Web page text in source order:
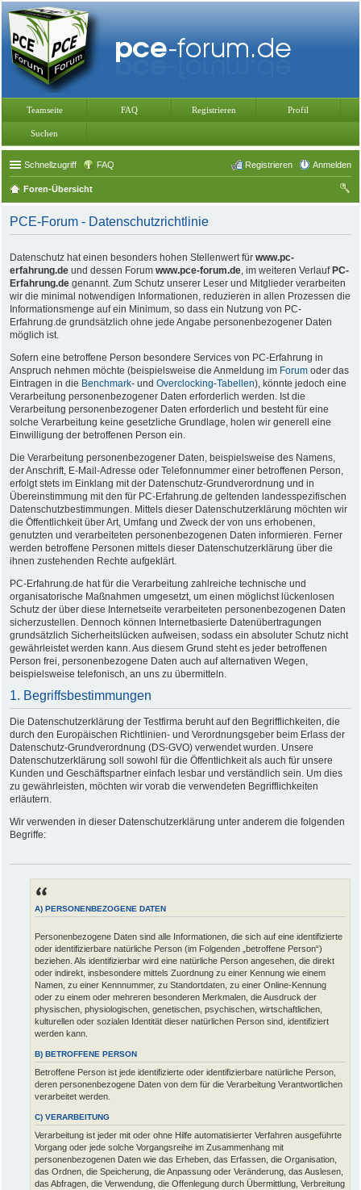
Teamseite FAQ Registrieren Profil
Suchen
Schnellzugriff FAQ Anmelden
Registrieren
Foren-Übersicht
PCE-Forum - Datenschutzrichtlinie
Datenschutz hat einen besonders hohen Stellenwert für www.pc-
erfahrung.de und dessen Forum www.pce-forum.de, im weiteren Verlauf PC-
Erfahrung.de genannt. Zum Schutz unserer Leser und Mitglieder verarbeiten
wir die minimal notwendigen Informationen, reduzieren in allen Prozessen die
Informationsmenge auf ein Minimum, so dass ein Nutzung von PC-
Erfahrung.de grundsätzlich ohne jede Angabe personenbezogener Daten
möglich ist.
Sofern eine betroffene Person besondere Services von PC-Erfahrung in
Anspruch nehmen möchte (beispielsweise die Anmeldung im Forum oder das
Eintragen in die Benchmark- und Overclocking-Tabellen), könnte jedoch eine
Verarbeitung personenbezogener Daten erforderlich werden. Ist die
Verarbeitung personenbezogener Daten erforderlich und besteht für eine
solche Verarbeitung keine gesetzliche Grundlage, holen wir generell eine
Einwilligung der betroffenen Person ein.
Die Verarbeitung personenbezogener Daten, beispielsweise des Namens,
der Anschrift, E-Mail-Adresse oder Telefonnummer einer betroffenen Person,
erfolgt stets im Einklang mit der Datenschutz-Grundverordnung und in
Übereinstimmung mit den für PC-Erfahrung.de geltenden landesspezifischen
Datenschutzbestimmungen. Mittels dieser Datenschutzerklärung möchten wir
die Öffentlichkeit über Art, Umfang und Zweck der von uns erhobenen,
genutzten und verarbeiteten personenbezogenen Daten informieren. Ferner
werden betroffene Personen mittels dieser Datenschutzerklärung über die
ihnen zustehenden Rechte aufgeklärt.
PC-Erfahrung.de hat für die Verarbeitung zahlreiche technische und
organisatorische Maßnahmen umgesetzt, um einen möglichst lückenlosen
Schutz der über diese Internetseite verarbeiteten personenbezogenen Daten
sicherzustellen. Dennoch können Internetbasierte Datenübertragungen
grundsätzlich Sicherheitslücken aufweisen, sodass ein absoluter Schutz nicht
gewährleistet werden kann. Aus diesem Grund steht es jeder betroffenen
Person frei, personenbezogene Daten auch auf alternativen Wegen,
beispielsweise telefonisch, an uns zu übermitteln.
1. Begriffsbestimmungen
Die Datenschutzerklärung der Testfirma beruht auf den Begrifflichkeiten, die
durch den Europäischen Richtlinien- und Verordnungsgeber beim Erlass der
Datenschutz-Grundverordnung (DS-GVO) verwendet wurden. Unsere
Datenschutzerklärung soll sowohl für die Öffentlichkeit als auch für unsere
Kunden und Geschäftspartner einfach lesbar und verständlich sein. Um dies
zu gewährleisten, möchten wir vorab die verwendeten Begrifflichkeiten
erläutern.
Wir verwenden in dieser Datenschutzerklärung unter anderem die folgenden
Begriffe:
A) PERSONENBEZOGENE DATEN
Personenbezogene Daten sind alle Informationen, die sich auf eine identifizierte
oder identifizierbare natürliche Person (im Folgenden „betroffene Person“)
beziehen. Als identifizierbar wird eine natürliche Person angesehen, die direkt
oder indirekt, insbesondere mittels Zuordnung zu einer Kennung wie einem
Namen, zu einer Kennnummer, zu Standortdaten, zu einer Online-Kennung
oder zu einem oder mehreren besonderen Merkmalen, die Ausdruck der
physischen, physiologischen, genetischen, psychischen, wirtschaftlichen,
kulturellen oder sozialen Identität dieser natürlichen Person sind, identifiziert
werden kann.
B) BETROFFENE PERSON
Betroffene Person ist jede identifizierte oder identifizierbare natürliche Person,
deren personenbezogene Daten von dem für die Verarbeitung Verantwortlichen
verarbeitet werden.
C) VERARBEITUNG
Verarbeitung ist jeder mit oder ohne Hilfe automatisierter Verfahren ausgeführte
Vorgang oder jede solche Vorgangsreihe im Zusammenhang mit
personenbezogenen Daten wie das Erheben, das Erfassen, die Organisation,
das Ordnen, die Speicherung, die Anpassung oder Veränderung, das Auslesen,
das Abfragen, die Verwendung, die Offenlegung durch Übermittlung, Verbreitung